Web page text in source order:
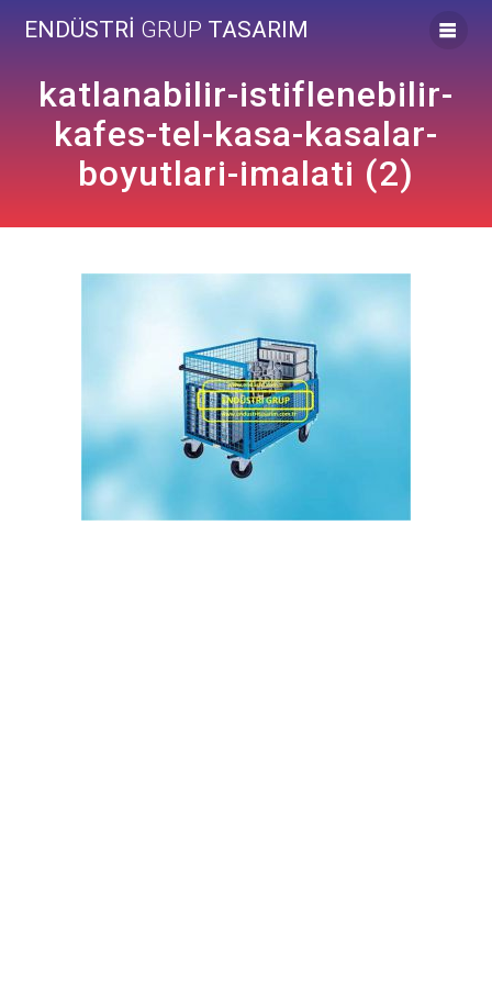
to
ENDÜSTRİ GRUP TASARIM
katlanabilir-istiflenebilir-
kafes-tel-kasa-kasalar-
boyutlari-imalati (2)